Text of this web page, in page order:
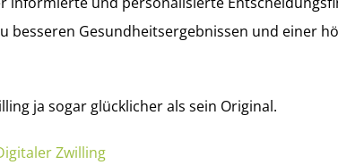
besseren Gesundheitsergebnissen und einer
ja sogar glücklicher als sein Original.
Zwilling